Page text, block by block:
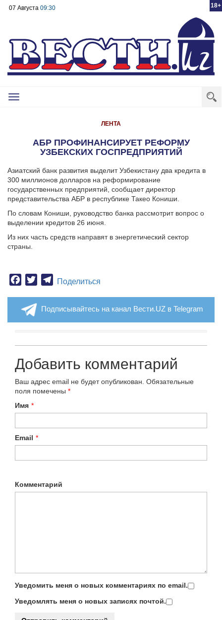
18+
07 Августа 09:30
Toggle
ЛЕНТА
АБР ПРОФИНАНСИРУЕТ РЕФОРМУ
УЗБЕКСКИХ ГОСПРЕДПРИЯТИЙ
Азиатский банк развития выделит Узбекистану два кредита в
300 миллионов долларов на реформирование
государственных предприятий, сообщает директор
представительства АБР в республике Такео Кониши.
По словам Кониши, руководство банка рассмотрит вопрос о
выделении кредитов 26 июня.
Из них часть средств направят в энергетический сектор
страны.
Facebook
TwitterTelegram
Поделиться
Подписывайтесь на канал Вести.UZ в Telegram
Добавить комментарий
Ваш адрес email не будет опубликован. Обязательные
поля помечены *
Имя *
Email *
Комментарий
Уведомить меня о новых комментариях по email.
Уведомлять меня о новых записях почтой.